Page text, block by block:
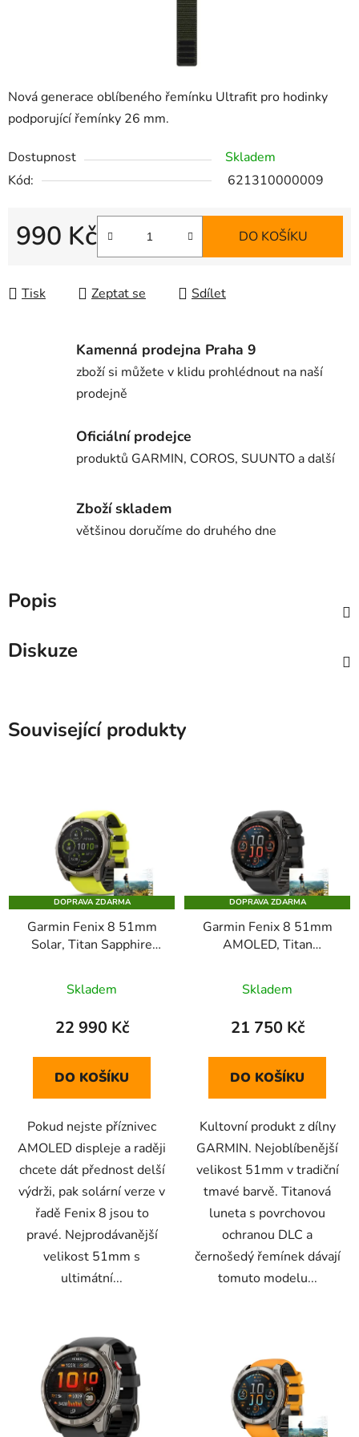
Nová generace oblíbeného řemínku Ultrafit pro hodinky
podporující řemínky 26 mm.
Dostupnost
Skladem
Kód:
621310000009
990 Kč DO KOŠÍKU
Tisk Zeptat se Sdílet
Kamenná prodejna Praha 9
zboží si můžete v klidu prohlédnout na naší
prodejně
Oficiální prodejce
produktů GARMIN, COROS, SUUNTO a další
Zboží skladem
většinou doručíme do druhého dne
Popis
Diskuze
Související produkty
DOPRAVA ZDARMA
Garmin Fenix 8 51mm
Solar, Titan Sapphire
Skladem
22 990 Kč
DO KOŠÍKU
Pokud nejste příznivec
AMOLED displeje a raději
chcete dát přednost delší
výdrži, pak solární verze v
řadě Fenix 8 jsou to
pravé. Nejprodávanější
velikost 51mm s
ultimátní...
DOPRAVA ZDARMA
Garmin Fenix 8 51mm
AMOLED, Titan
Skladem
21 750 Kč
DO KOŠÍKU
Kultovní produkt z dílny
GARMIN. Nejoblíbenější
velikost 51mm v tradiční
tmavé barvě. Titanová
luneta s povrchovou
ochranou DLC a
černošedý řemínek dávají
tomuto modelu...